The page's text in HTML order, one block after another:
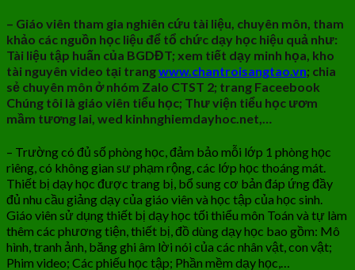
– Giáo viên tham gia nghiên cứu tài liệu, chuyên môn, tham
khảo các nguồn học liệu để tổ chức dạy học hiệu quả như:
Tài liệu tập huấn của BGDĐT; xem tiết dạy minh họa, kho
tài nguyên video tại trangwww.chantroisangtao.vn; chia
sẻ chuyên môn ở nhóm Zalo CTST 2; trang Faceebook
Chúng tôi là giáo viên tiểu học; Thư viện tiểu học ươm
mầm tương lai, wed kinhnghiemdayhoc.net,…
– Trường có đủ số phòng học, đảm bảo mỗi lớp 1 phòng học
riêng, có không gian sư phạm rộng, các lớp học thoáng mát.
Thiết bị dạy học được trang bị, bổ sung cơ bản đáp ứng đầy
đủ nhu cầu giảng dạy của giáo viên và học tập của học sinh.
Giáo viên sử dụng thiết bị dạy học tối thiểu môn Toán và tự làm
thêm các phương tiện, thiết bị, đồ dùng dạy học bao gồm: Mô
hình, tranh ảnh, băng ghi âm lời nói của các nhân vật, con vật;
Phim video; Các phiếu học tập; Phần mềm dạy học,…